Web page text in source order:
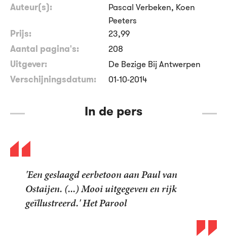
Auteur(s):
Pascal Verbeken, Koen
Peeters
Prijs:
23,99
Aantal pagina's:
208
Uitgever:
De Bezige Bij Antwerpen
Verschijningsdatum:
01-10-2014
In de pers
'Een geslaagd eerbetoon aan Paul van
Ostaijen. (...) Mooi uitgegeven en rijk
geïllustreerd.' Het Parool